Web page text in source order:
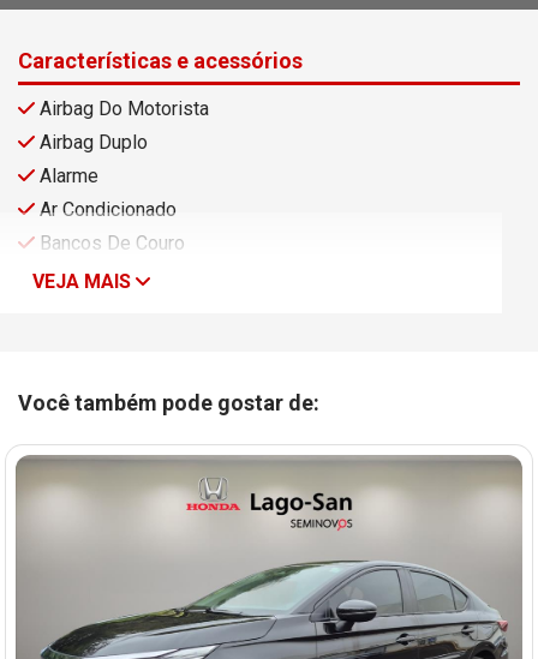
Características e acessórios
Airbag Do Motorista
Airbag Duplo
Alarme
Ar Condicionado
Bancos De Couro
VEJA MAIS
Você também pode gostar de: